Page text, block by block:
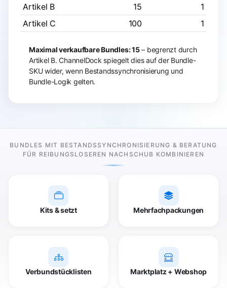
Artikel B
15
1
Artikel C
100 1
Maximal verkaufbare Bundles: 15– begrenzt durch
Artikel B. ChannelDock spiegelt dies auf der Bundle-
SKU wider, wenn Bestandssynchronisierung und
Bundle-Logik gelten.
BUNDLES MIT BESTANDSSYNCHRONISIERUNG & BERATUNG
FÜR REIBUNGSLOSEREN NACHSCHUB KOMBINIEREN
Kits & setzt Mehrfachpackungen
Verbundstücklisten Marktplatz + Webshop